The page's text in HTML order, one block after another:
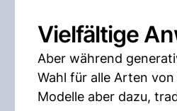
Vielfältige
Aber während
Wahl für alle Arten
Modelle aber dazu,